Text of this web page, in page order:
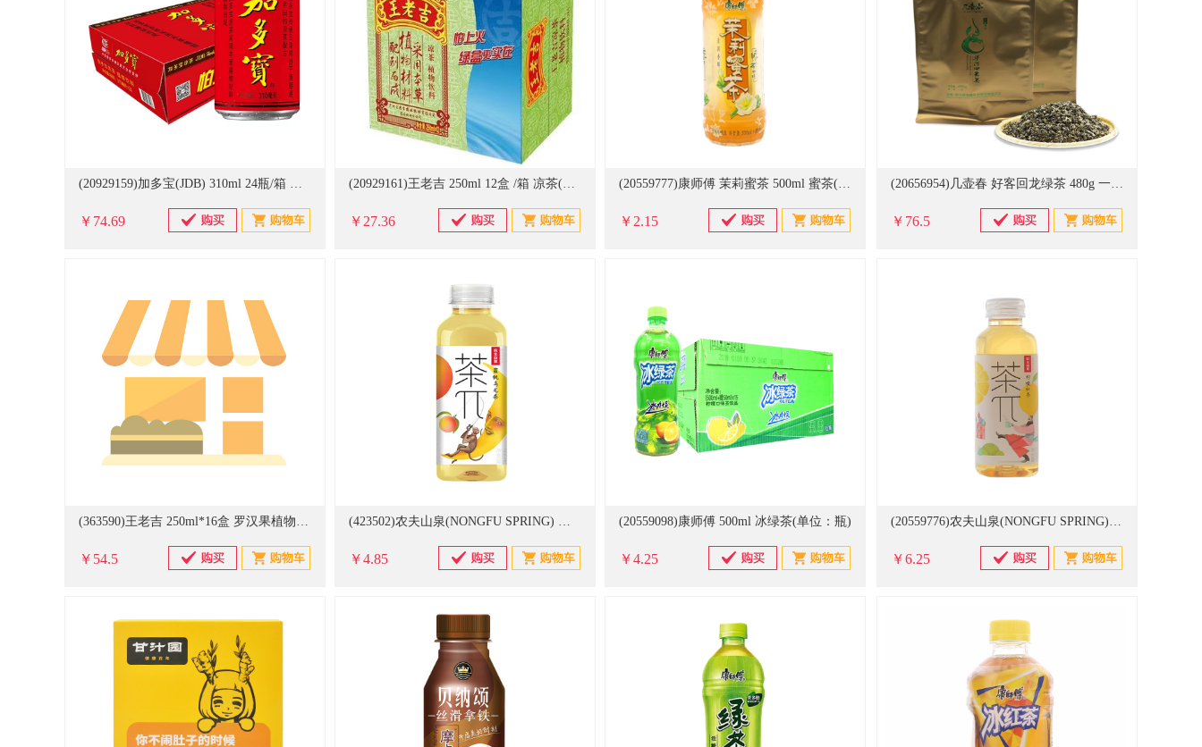
(20929159)加多宝(JDB) 310ml 24瓶/箱 凉茶(单位：箱)
￥74.69
(20929161)王老吉 250ml 12盒 /箱 凉茶(单位：箱)
￥27.36
(20559777)康师傅 茉莉蜜茶 500ml 蜜茶(单位：瓶)
￥2.15
(20656954)几壶春 好客回龙绿茶 480g 一级云南大叶种一芽二叶 绿茶 金色(单位：袋)
￥76.5
(363590)王老吉 250ml*16盒 罗汉果植物饮料 (单位:箱)(50箱起订,广西地区特供)(单位：箱)
￥54.5
(423502)农夫山泉(NONGFU SPRING) 蜜桃乌龙味 500ml 茶π饮料(单位：瓶)
￥4.85
(20559098)康师傅 500ml 冰绿茶(单位：瓶)
￥4.25
(20559776)农夫山泉(NONGFU SPRING) 茶π 500ml 柠檬红茶(单位：瓶)
￥6.25